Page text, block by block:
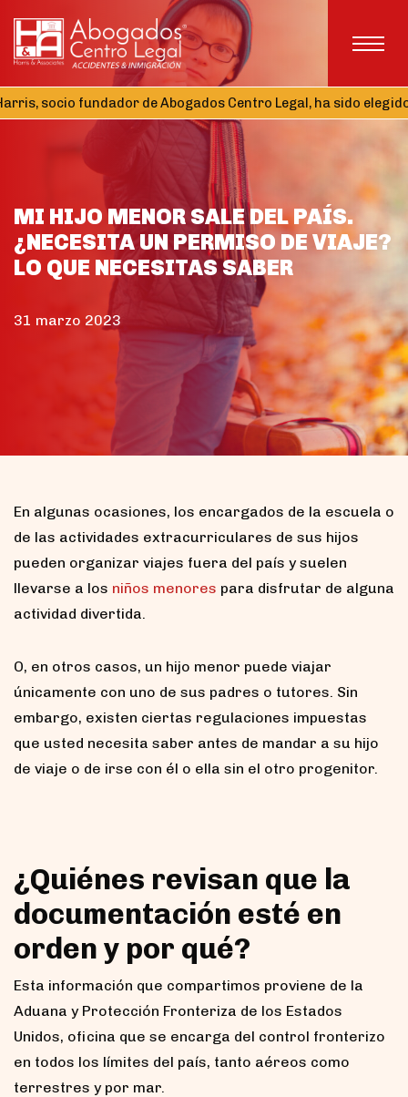
socio fundador de Abogados Centro Legal, ha sido elegido
MI HIJO MENOR SALE DEL PAÍS.
¿NECESITA UN PERMISO DE VIAJE?
LO QUE NECESITAS SABER
31 marzo 2023
En algunas ocasiones, los encargados de la escuela o
de las actividades extracurriculares de sus hijos
pueden organizar viajes fuera del país y suelen
llevarse a los niños menores para disfrutar de alguna
actividad divertida.
O, en otros casos, un hijo menor puede viajar
únicamente con uno de sus padres o tutores. Sin
embargo, existen ciertas regulaciones impuestas
que usted necesita saber antes de mandar a su hijo
de viaje o de irse con él o ella sin el otro progenitor.
¿Quiénes revisan que la
documentación esté en
orden y por qué?
Esta información que compartimos proviene de la
Aduana y Protección Fronteriza de los Estados
Unidos, oficina que se encarga del control fronterizo
en todos los límites del país, tanto aéreos como
terrestres y por mar.